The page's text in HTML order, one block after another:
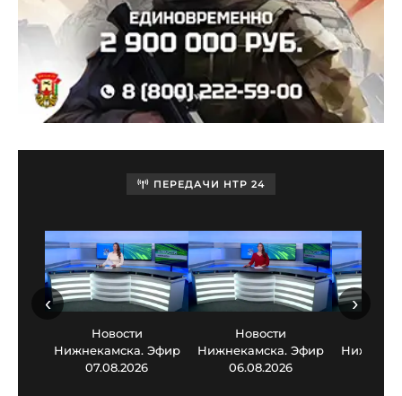
ПЕРЕДАЧИ НТР 24
Новости
Нижнекамска. Эфир
07.08.2026
Новости
Нижнекамска. Эфир
06.08.2026
‹ ›